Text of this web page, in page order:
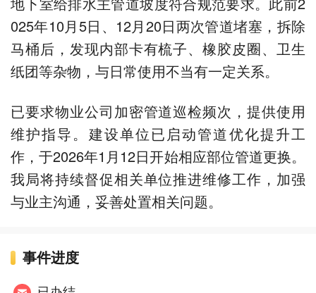
025年10月5日、12月20日两次管道堵塞，拆除
马桶后，发现内部卡有梳子、橡胶皮圈、卫生
纸团等杂物，与日常使用不当有一定关系。
已要求物业公司加密管道巡检频次，提供使用
维护指导。建设单位已启动管道优化提升工
作，于2026年1月12日开始相应部位管道更换。
我局将持续督促相关单位推进维修工作，加强
与业主沟通，妥善处置相关问题。
事件进度